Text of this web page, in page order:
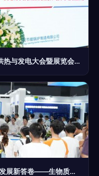
NCB2023 第二届中国北方生物质供热与发电大会暨展览会圆满落幕 生物质能技术服务的崭新征程
向新发展 中国燃气谱写在桂高质量发展新答卷——生物质能技术服务的实践与展望